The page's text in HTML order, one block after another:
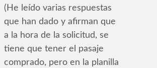
(He leído varias respuestas
que han dado y afirman que
a la hora de la solicitud, se
tiene que tener el pasaje
comprado, pero en la planilla